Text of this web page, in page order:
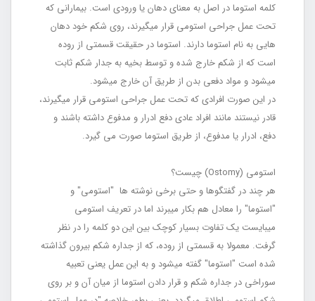
کلمه استوما در اصل به معنای دهان یا ورودی است. بیمارانی که
تحت عمل جراحی استومی قرار می‏گیرند، روی شکم خود دهان
ه‏ایی به نام استوما دارند. استوما در حقیقت قسمتی از روده
است که از شکم خارج شده و توسط بخیه به جدار شکم ثابت
می‏شود و مواد دفعی بدن از طریق آن خارج می‏شود.
در این صورت افرادی که تحت عمل جراحی استومی قرار می‏گیرند،
قادر نیستند مانند افراد عادی دفع ادرار و مدفوع داشته باشند و
دفع، ادرار یا مدفوع، از طریق استوما صورت می گیرد.
استومی (Ostomy) چیست؟
هر چند در گفتگوها و حتی برخی نوشته‏ ها "استومی" و
"استوما" را معادل هم بکار می‎برند اما در تعریف استومی
می‏بایست یک تفاوت بسیار کوچک بین این دو کلمه را در نظر
گرفت. معمولا به قسمتی از روده، که از جداره شکم بیرون گذاشته
شده است "استوما" گفته می‎شود و به این عمل یعنی تعبیه
سوراخی در جداره شکم و قرار دادن استوما از میان آن و بر روی